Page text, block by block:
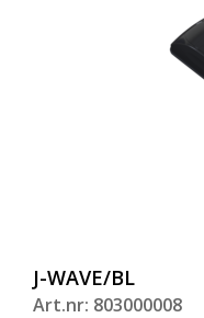
J-WAVE/BL
Art.nr: 803000008